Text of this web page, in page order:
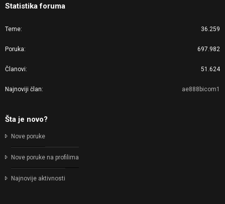
Statistika foruma
Teme 36.259
Poruka 697.982
Članovi 51.624
Najnoviji član ae888bicom1
Šta je novo?
Nove poruke
Nove poruke na profilima
Najnovije aktivnosti